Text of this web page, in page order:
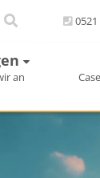
0521
an